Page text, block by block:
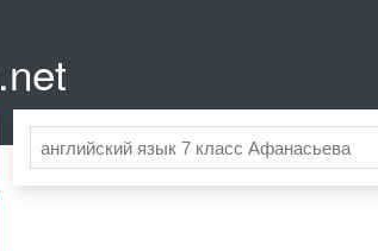
.net